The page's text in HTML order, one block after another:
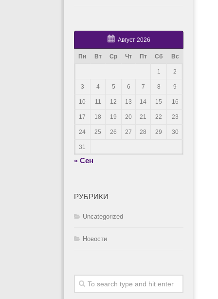
Август 2026
Пн Вт Ср Чт Пт Сб Вс
1 2
3 4 5 6 7 8 9
10 11 12 13 14 15 16
17 18 19 20 21 22 23
24 25 26 27 28 29 30
31
« Сен
РУБРИКИ
Uncategorized
Новости